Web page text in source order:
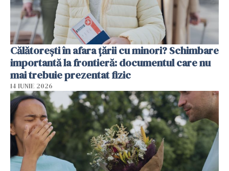
Călătorești în afara țării cu minori? Schimbare
importantă la frontieră: documentul care nu
mai trebuie prezentat fizic
14 IUNIE 2026